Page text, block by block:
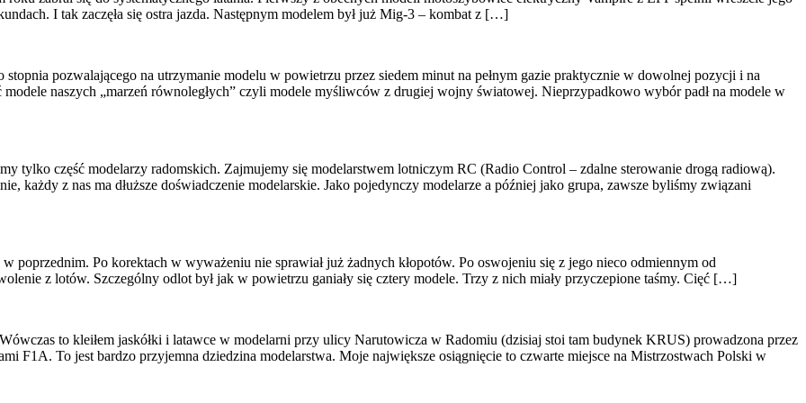
I tak zaczęła się ostra jazda. Następnym modelem był już Mig-3 – kombat z […]
pozwalającego na utrzymanie modelu w powietrzu przez siedem minut na pełnym gazie praktycznie w dowolnej pozycji i na
naszych „marzeń równoległych” czyli modele myśliwców z drugiej wojny światowej. Nieprzypadkowo wybór padł na modele w
tylko część modelarzy radomskich. Zajmujemy się modelarstwem lotniczym RC (Radio Control – zdalne sterowanie drogą radiową).
każdy z nas ma dłuższe doświadczenie modelarskie. Jako pojedynczy modelarze a później jako grupa, zawsze byliśmy związani
poprzednim. Po korektach w wyważeniu nie sprawiał już żadnych kłopotów. Po oswojeniu się z jego nieco odmiennym od
z lotów. Szczególny odlot był jak w powietrzu ganiały się cztery modele. Trzy z nich miały przyczepione taśmy. Cięć […]
to kleiłem jaskółki i latawce w modelarni przy ulicy Narutowicza w Radomiu (dzisiaj stoi tam budynek KRUS) prowadzona przez
F1A. To jest bardzo przyjemna dziedzina modelarstwa. Moje największe osiągnięcie to czwarte miejsce na Mistrzostwach Polski w